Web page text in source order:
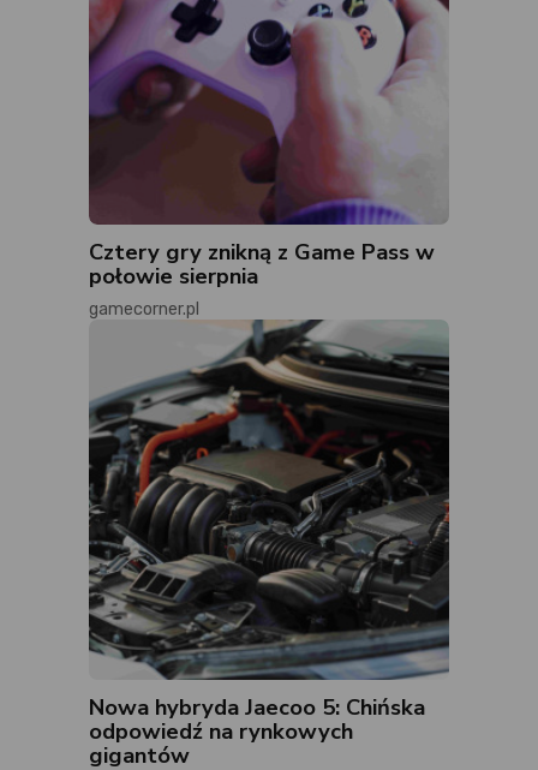
Cztery gry znikną z Game Pass w
połowie sierpnia
gamecorner.pl
Nowa hybryda Jaecoo 5: Chińska
odpowiedź na rynkowych
gigantów